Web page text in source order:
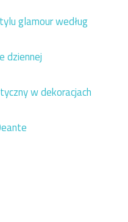
glamour według
dziennej
w dekoracjach